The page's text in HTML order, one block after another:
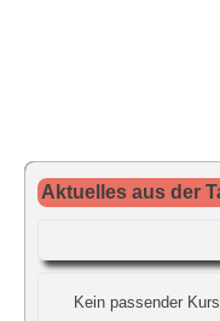
Aktuelles aus der
Kein passender